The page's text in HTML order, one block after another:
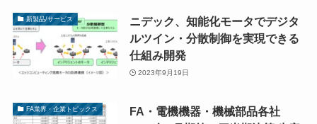
新製品/サービス
ニデック、知能化モータでデジタ
ルツイン・分散制御を実現できる
仕組み開発
2023年9月19日
FA業界・企業トピックス
FA・電機機器・機械部品各社